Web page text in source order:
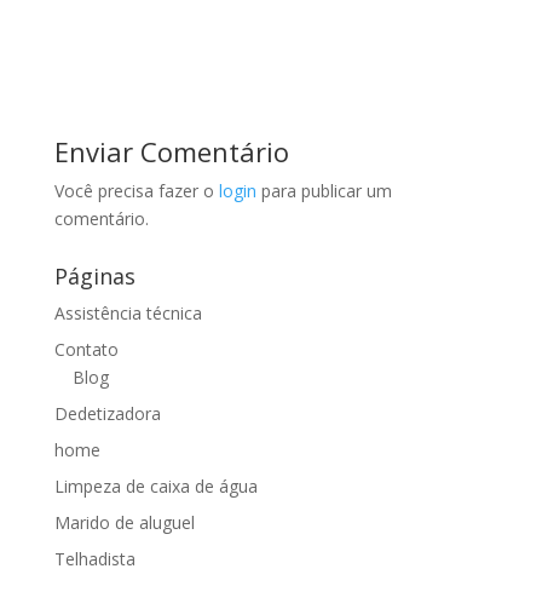
Enviar Comentário
Você precisa fazer o login para publicar um
comentário.
Páginas
Assistência técnica
Contato
Blog
Dedetizadora
home
Limpeza de caixa de água
Marido de aluguel
Telhadista